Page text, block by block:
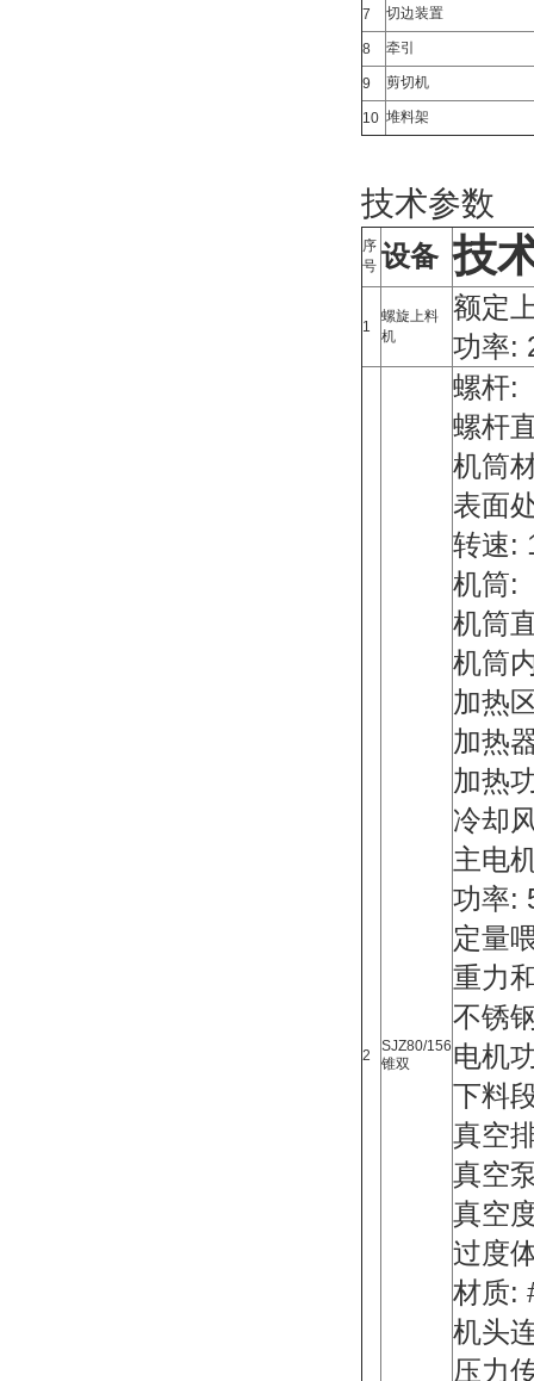
7 切边装置
8 牵引
9 剪切机
10 堆料架
技术参数
序
号 设备 技
1
螺旋上料
机
额定
功率:
2
SJZ80/156
锥双
螺杆:
螺杆
机筒
表面
转速:
机筒:
机筒
机筒
加热
加热
加热
冷却
主电
功率:
定量
重力
不锈
电机
下料
真空
真空
真空
过度
材质:
机头
压力